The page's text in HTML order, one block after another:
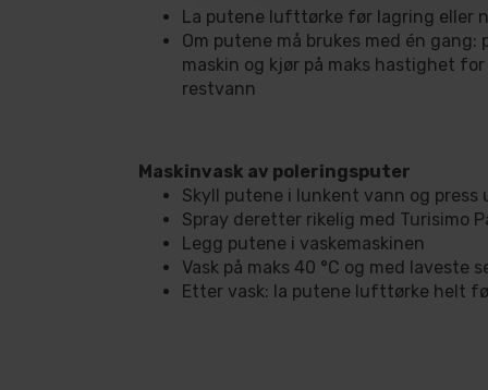
La putene lufttørke før lagring eller
Om putene må brukes med én gang:
maskin og kjør på maks hastighet
restvann
Maskinvask av poleringsputer
Skyll putene i lunkent vann og
Spray deretter rikelig med Turisimo
Legg putene i vaskemaskinen
Vask på maks 40 °C og med
Etter vask: la putene lufttørke helt